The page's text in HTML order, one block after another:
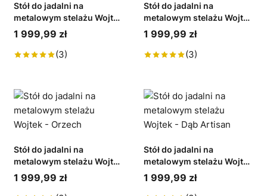
Stół do jadalni na
metalowym stelażu Wojtek
- Buk
1 999,99 zł
(3)
Stół do jadalni na
metalowym stelażu Wojtek
- Cappuccino
1 999,99 zł
(3)
Stół do jadalni na
metalowym stelażu Wojtek
- Orzech
1 999,99 zł
Stół do jadalni na
metalowym stelażu Wojtek
- Dąb Artisan
1 999,99 zł